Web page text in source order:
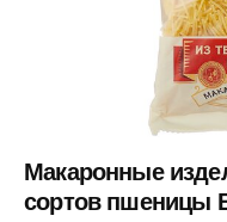
Макаронные
сортов пшеницы